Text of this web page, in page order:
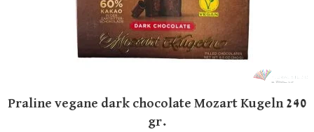
Praline vegane dark chocolate Mozart Kugeln 240
gr.